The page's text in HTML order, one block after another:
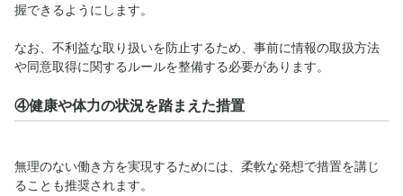
握できるようにします。
なお、不利益な取り扱いを防止するため、事前に情報の取扱方法
や同意取得に関するルールを整備する必要があります。
④健康や体力の状況を踏まえた措置
無理のない働き方を実現するためには、柔軟な発想で措置を講じ
ることも推奨されます。